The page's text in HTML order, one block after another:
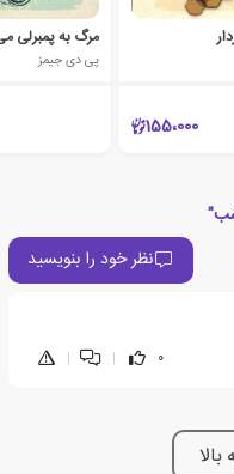
155،000
مرگ به پمبرلی
پی دی جیمز
شب"
نظر خود را بنویسید
0
|
|